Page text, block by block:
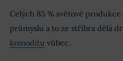
Celých 85 % světové
průmyslu a to ze stříbra dělá
komoditu vůbec.